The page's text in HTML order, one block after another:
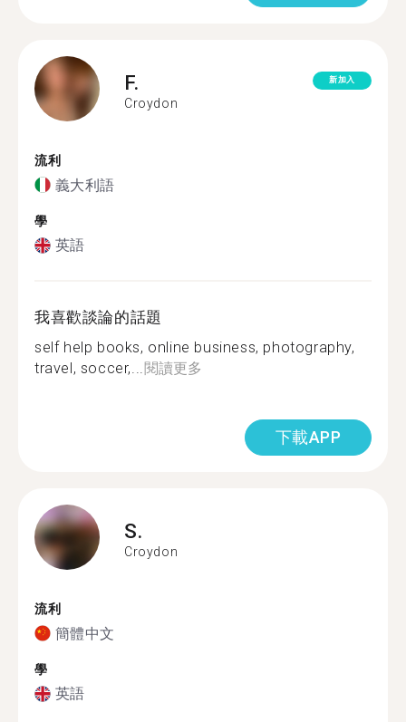
F.
Croydon
新加入
流利
義大利語
學
英語
我喜歡談論的話題
self help books, online business, photography,
travel, soccer,...閱讀更多
下載APP
S.
Croydon
流利
簡體中文
學
英語